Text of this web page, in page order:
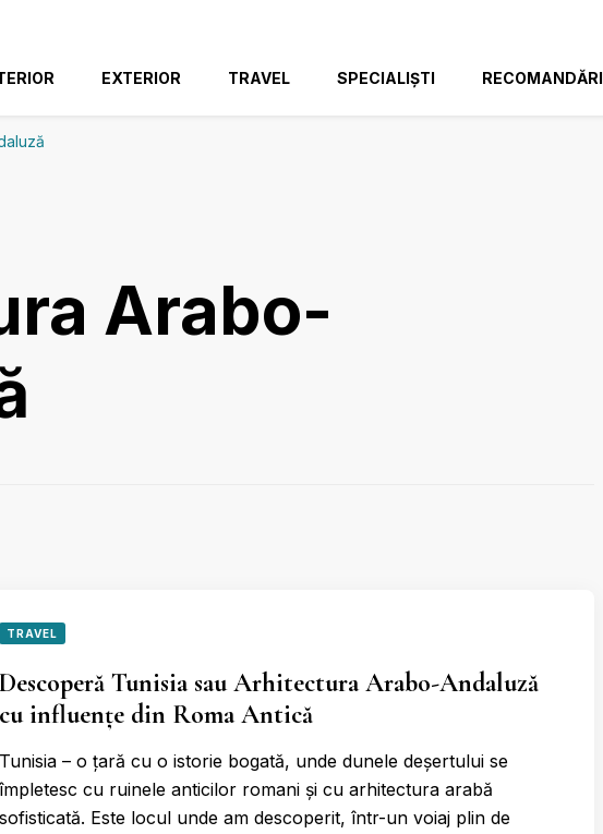
EXTERIOR TRAVEL SPECIALIȘTI RECOMANDĂRI
Arabo-
TRAVEL
Descoperă Tunisia sau Arhitectura Arabo-Andaluză
cu influențe din Roma Antică
Tunisia – o țară cu o istorie bogată, unde dunele deșertului se
împletesc cu ruinele anticilor romani și cu arhitectura arabă
sofisticată. Este locul unde am descoperit, într-un voiaj plin de